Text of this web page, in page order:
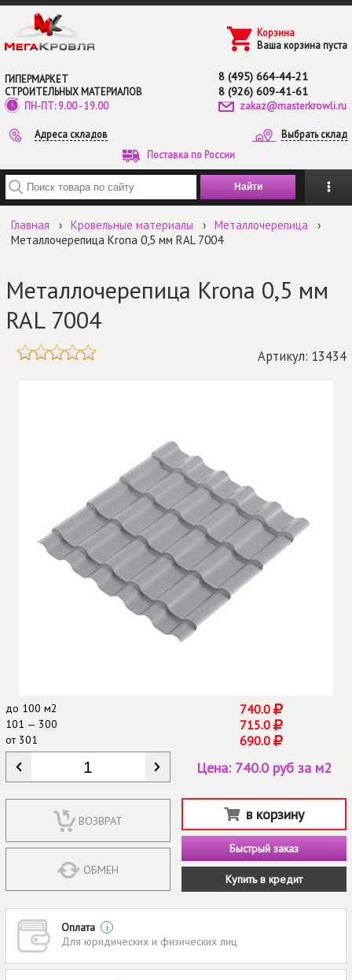
Перейти к основному содержанию
ГИПЕРМАРКЕТ
СТРОИТЕЛЬНЫХ МАТЕРИАЛОВ
ПН-ПТ: 9.00 - 19.00
8 (495) 664-44-21
8 (926) 609-41-61
zakaz@masterkrowli.ru
Адреса складов
Выбрать склад
Поставка по России
Корзина
Ваша корзина пуста
Введите ключевые слова для поиска
Главная › Кровельные материалы › Металлочерепица
›
Металлочерепица Krona 0,5 мм RAL 7004
Металлочерепица Krona 0,5 мм
RAL 7004
Артикул: 13434
до 100 м2 740.0
101 — 300 715.0
от301 690.0
КОЛИЧЕСТВО
ВОЗВРАТ
ОБМЕН
Цена: 740.0 руб за м2
в корзину
Быстрый заказ
Купить в кредит
Оплата
i
Для юридических и физических лиц